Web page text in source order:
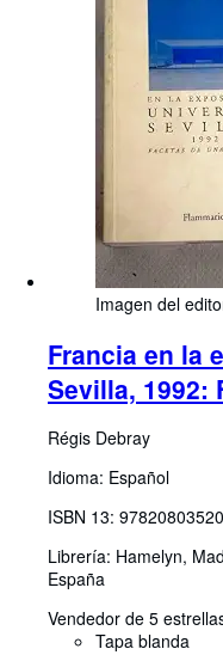
Imagen del
Francia en la
Sevilla, 1992:
Régis Debray
Idioma: Español
ISBN 13:
Librería: Hamelyn,
España
Vendedor de 5
Tapa blanda